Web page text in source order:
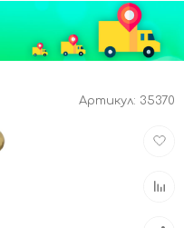
Артикул: 35370